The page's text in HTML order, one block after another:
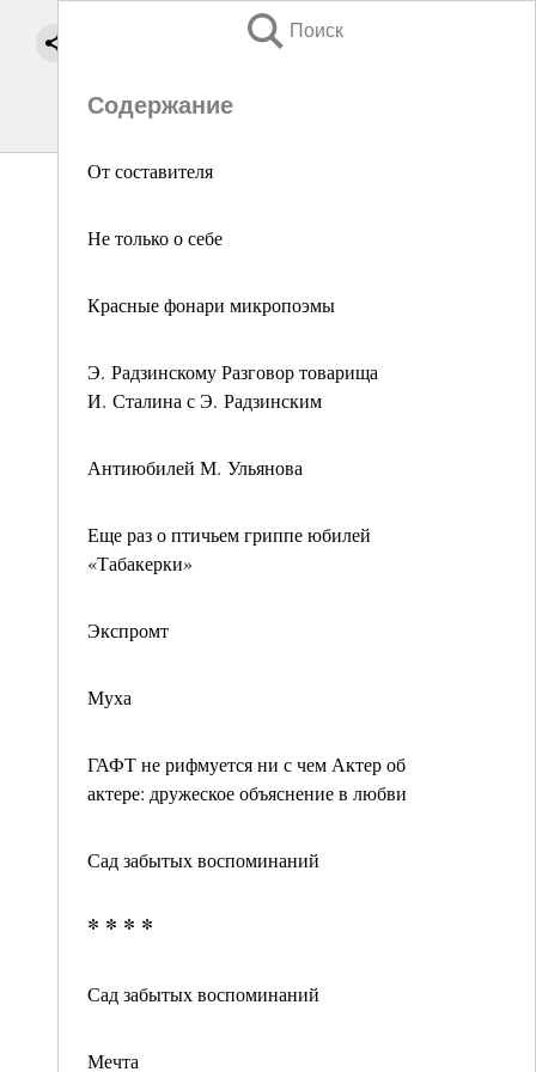
Поиск
Содержание
От составителя
Не только о себе
Красные фонари микропоэмы
Э. Радзинскому Разговор товарища
И. Сталина с Э. Радзинским
Антиюбилей М. Ульянова
Еще раз о птичьем гриппе юбилей
«Табакерки»
Экспромт
Муха
ГАФТ не рифмуется ни с чем Актер об
актере: дружеское объяснение в любви
Сад забытых воспоминаний
* * * *
Сад забытых воспоминаний
Мечта